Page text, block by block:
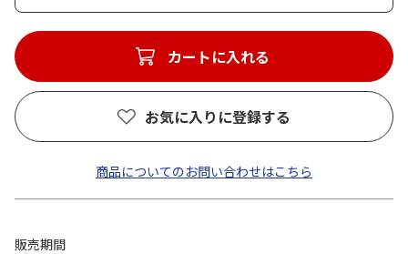
カートに入れる
お気に入りに登録する
商品についてのお問い合わせはこちら
販売期間